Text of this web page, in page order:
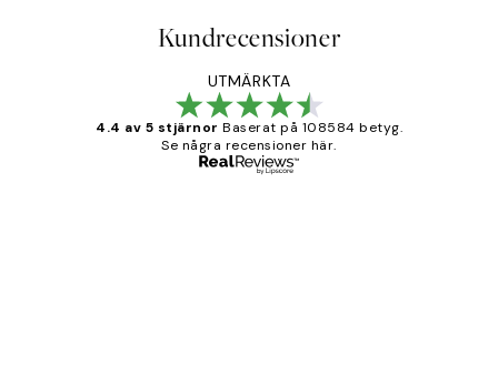
Kundrecensioner
UTMÄRKTA
4.4 av 5 stjärnor Baserat på 108584 betyg.
Se några recensioner här.